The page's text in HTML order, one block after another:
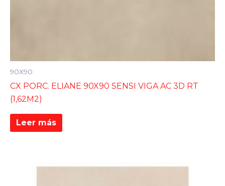
90X90
CX PORC. ELIANE 90X90 SENSI VIGA AC 3D RT
(1,62M2)
Leer más